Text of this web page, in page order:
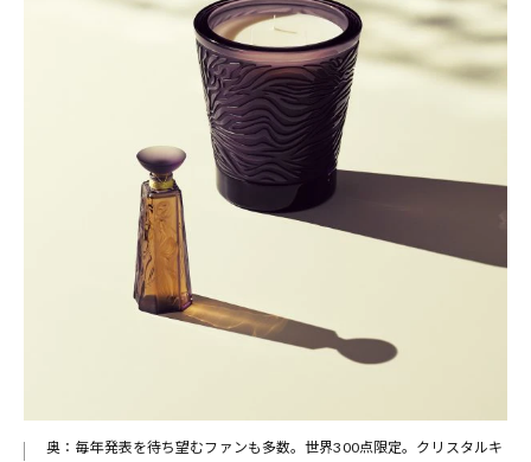
奥：毎年発表を待ち望むファンも多数。世界300点限定。クリスタルキ